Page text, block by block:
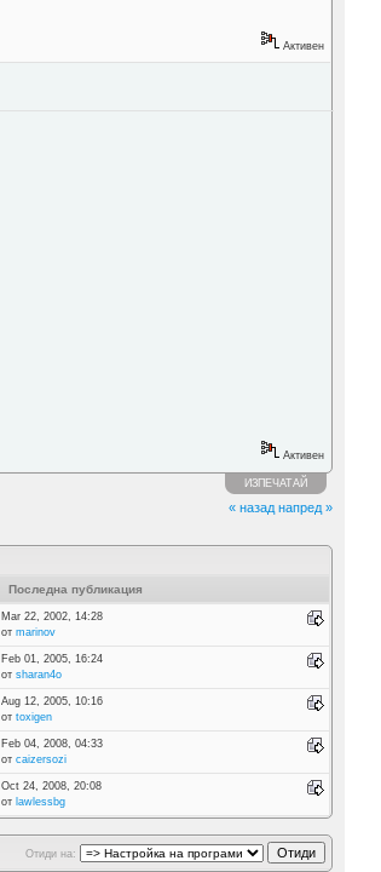
Активен
Активен
ИЗПЕЧАТАЙ
« назад напред »
Последна публикация
Mar 22, 2002, 14:28
от marinov
Feb 01, 2005, 16:24
от sharan4o
Aug 12, 2005, 10:16
от toxigen
Feb 04, 2008, 04:33
от caizersozi
Oct 24, 2008, 20:08
от lawlessbg
Отиди на: